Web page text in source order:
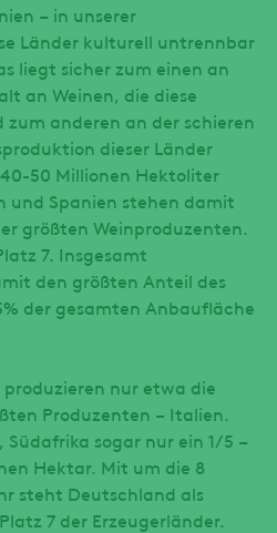
– in unserer
Länder kulturell untrennbar
liegt sicher zum einen an
an Weinen, die diese
zum anderen an der schieren
dieser Länder
50 Millionen Hektoliter
und Spanien stehen damit
größten Weinproduzenten.
7. Insgesamt
den größten Anteil des
der gesamten Anbaufläche
produzieren nur etwa die
Produzenten – Italien.
sogar nur ein 1/5 –
Hektar. Mit um die 8
steht Deutschland als
7 der Erzeugerländer.